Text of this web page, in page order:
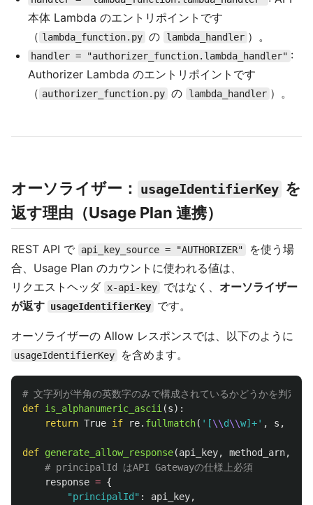
本体 Lambda のエントリポイントです
（ lambda_function.py の lambda_handler ）。
handler = "authorizer_function.lambda_handler" :
Authorizer Lambda のエントリポイントです
（ authorizer_function.py の lambda_handler ）。
オーソライザー： usageIdentifierKey を
返す理由（Usage Plan 連携）
REST API で api_key_source = "AUTHORIZER"
を使う場
合、Usage Plan のカウントに使われる値は、
リクエストヘッダ x-api-key ではなく、 オーソライザー
が返す usageIdentifierKey です。
オーソライザーの Allow レスポンスでは、以下のように
usageIdentifierKey を含めます。
def is_alphanumeric_ascii (s):
return True if re. fullmatch( ' [\\d\\w]+' , s ,
def generate_allow_response(api_key, method_arn,
response = {
"principalId " : api_key,